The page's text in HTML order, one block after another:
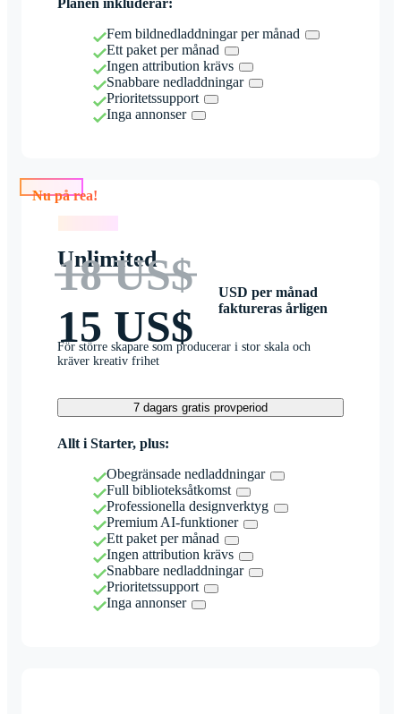
Planen inkluderar:
Fem bildnedladdningar per månad
Ett paket per månad
Ingen attribution krävs
Snabbare nedladdningar
Prioritetssupport
Inga annonser
Nu på rea!
Unlimited
18 US$
15 US$
USD per månad
faktureras årligen
För större skapare som producerar i stor skala och
kräver kreativ frihet
7 dagars gratis provperiod
Allt i Starter, plus:
Obegränsade nedladdningar
Full biblioteksåtkomst
Professionella designverktyg
Premium AI-funktioner
Ett paket per månad
Ingen attribution krävs
Snabbare nedladdningar
Prioritetssupport
Inga annonser